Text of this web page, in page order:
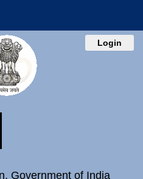
Login
Government of India